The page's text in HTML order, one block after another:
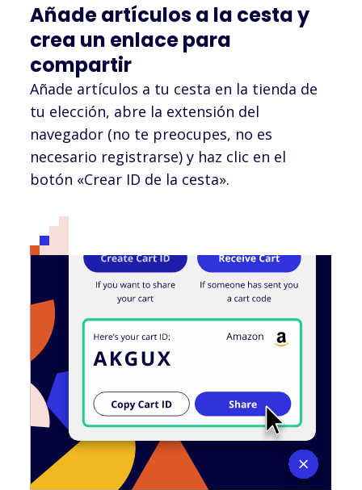
Añade artículos a la cesta y
crea un enlace para
compartir
Añade artículos a tu cesta en la tienda de
tu elección, abre la extensión del
navegador (no te preocupes, no es
necesario registrarse) y haz clic en el
botón «Crear ID de la cesta».
Carter's
eMAG
ManoMano
School Supply
Hot Topic
Raymour &
Flanigan